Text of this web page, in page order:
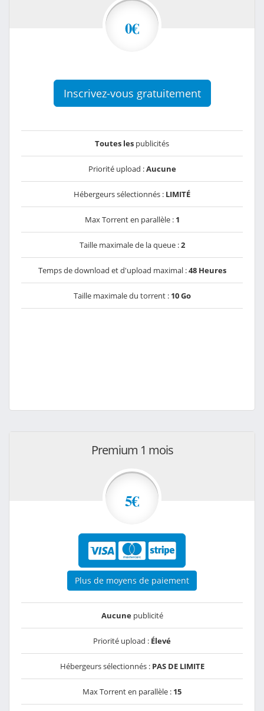
0€
Inscrivez-vous gratuitement
Toutes les publicités
Priorité upload :Aucune
Hébergeurs sélectionnés : LIMITÉ
Max Torrent en parallèle : 1
Taille maximale de la queue :2
Temps de download et d'upload maximal :48 Heures
Taille maximale du torrent : 10 Go
Premium 1 mois
5€
Plus de moyens de paiement
Aucunepublicité
Priorité upload : Élevé
Hébergeurs sélectionnés : PAS DE LIMITE
Max Torrent en parallèle : 15